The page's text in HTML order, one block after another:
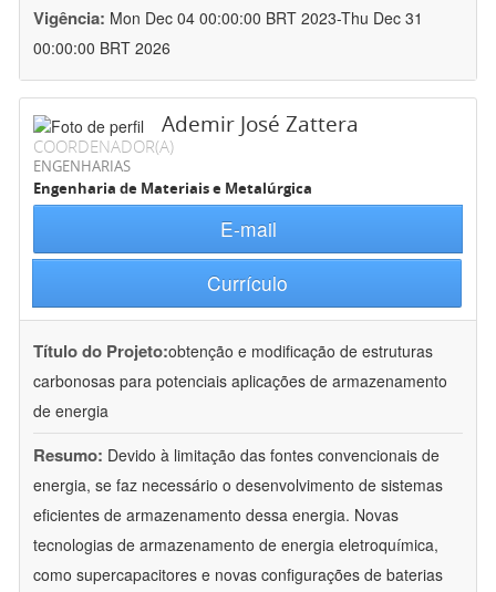
Vigência: Mon Dec 04 00:00:00 BRT 2023-Thu Dec 31
00:00:00 BRT 2026
Ademir José Zattera
COORDENADOR(A)
ENGENHARIAS
Engenharia de Materiais e Metalúrgica
E-mail
Currículo
Título do Projeto:obtenção e modificação de estruturas
carbonosas para potenciais aplicações de armazenamento
de energia
Resumo: Devido à limitação das fontes convencionais de
energia, se faz necessário o desenvolvimento de sistemas
eficientes de armazenamento dessa energia. Novas
tecnologias de armazenamento de energia eletroquímica,
como supercapacitores e novas configurações de baterias